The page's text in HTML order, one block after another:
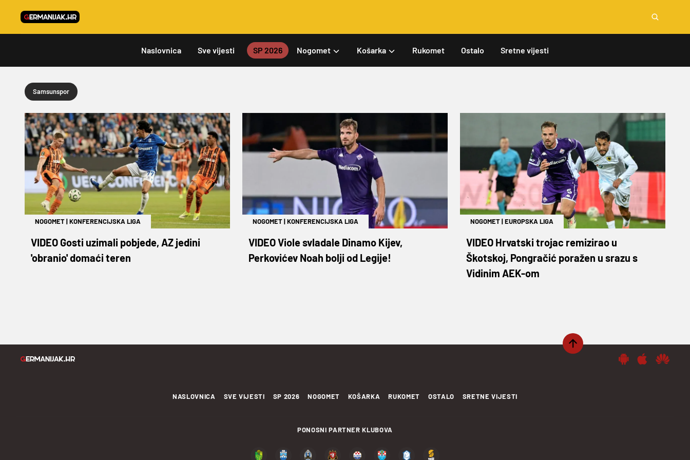
Naslovnica Sve vijesti SP 2026 Nogomet Košarka Rukomet Ostalo Sretne vijesti
Samsunspor
NOGOMET|KONFERENCIJSKA LIGA
VIDEO Gosti uzimali pobjede, AZ jedini
'obranio' domaći teren
NOGOMET|KONFERENCIJSKA LIGA
VIDEO Viole svladale Dinamo Kijev,
Perkovićev Noah bolji od Legije!
NOGOMET|EUROPSKA LIGA
VIDEO Hrvatski trojac remizirao u
Škotskoj, Pongračić poražen u srazu s
Vidinim AEK-om
NASLOVNICA SVE VIJESTI SP 2026 NOGOMET KOŠARKA RUKOMET OSTALO SRETNE VIJESTI
PONOSNI PARTNER KLUBOVA